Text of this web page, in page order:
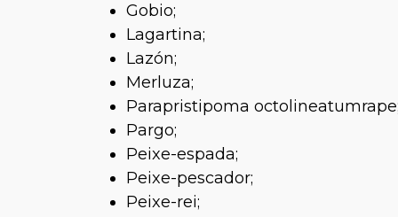
Gobio;
Lagartina;
Lazón;
Merluza;
Parapristipoma
Pargo;
Peixe-espada;
Peixe-pescador;
Peixe-rei;